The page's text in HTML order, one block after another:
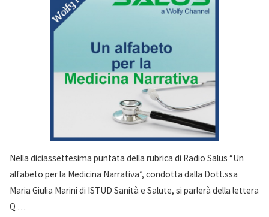
Nella diciassettesima puntata della rubrica di Radio Salus “Un
alfabeto per la Medicina Narrativa”, condotta dalla Dott.ssa
Maria Giulia Marini di ISTUD Sanità e Salute, si parlerà della lettera
Q …